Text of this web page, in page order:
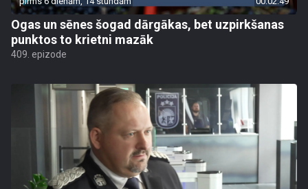
Ogas un sēnes šogad dārgākas, bet uzpirkšanas
punktos to krietni mazāk
409. epizode